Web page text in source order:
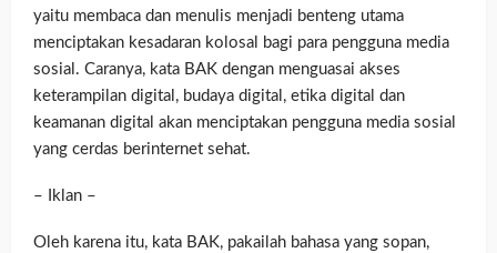
yaitu membaca dan menulis menjadi benteng utama
menciptakan kesadaran kolosal bagi para pengguna media
sosial. Caranya, kata BAK dengan menguasai akses
keterampilan digital, budaya digital, etika digital dan
keamanan digital akan menciptakan pengguna media sosial
yang cerdas berinternet sehat.
– Iklan –
Oleh karena itu, kata BAK, pakailah bahasa yang sopan,